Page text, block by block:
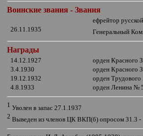
Воинские звания - Звания
ефрейтор
26.11.1935
Генеральный
Награды
14.12.1927
орден Красного
3.4.1930
орден Красного
19.12.1932
орден
4.8.1933
орден Ленина №
1 Уволен в запас 27.1.1937
2 Выведен из членов ЦК ВКП(б) опросом 31.3 -